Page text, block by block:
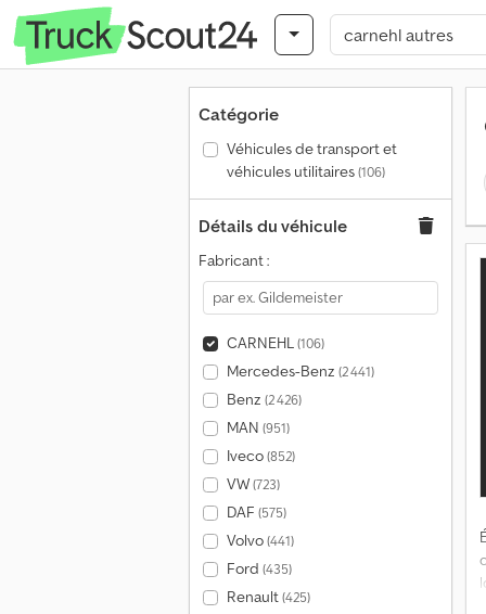
Catégorie
Véhicules de transport et
véhicules utilitaires(106)
Détails du véhicule
Fabricant :
CARNEHL(106)
Mercedes-Benz (2 441)
Benz (2 426)
MAN (951)
Iveco(852)
VW(723)
DAF (575)
Volvo(441)
Ford (435)
Renault(425)